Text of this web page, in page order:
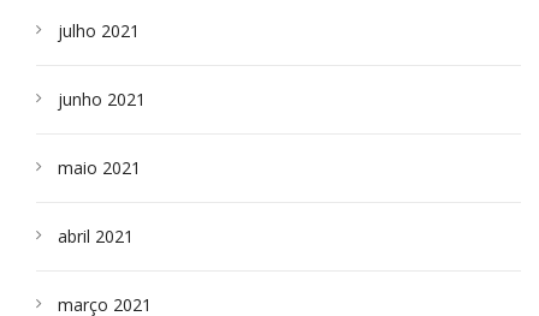
julho 2021
junho 2021
maio 2021
abril 2021
março 2021